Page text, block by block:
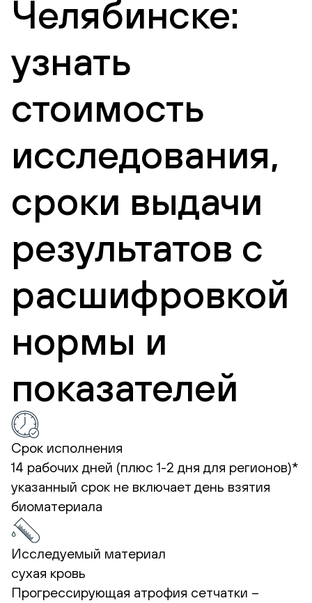
Челябинске:
узнать
стоимость
исследования,
сроки выдачи
результатов с
расшифровкой
нормы и
показателей
Срок исполнения
14 рабочих дней (плюс 1-2 дня для регионов)*
указанный срок не включает день взятия
биоматериала
Исследуемый материал
сухая кровь
Прогрессирующая атрофия сетчатки –